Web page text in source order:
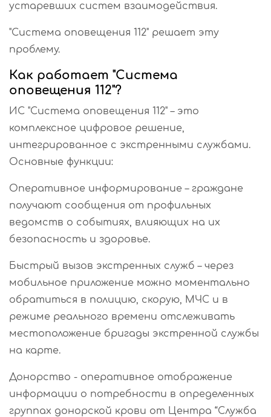
устаревших систем взаимодействия.
"Система оповещения 112" решает эту
проблему.
Как работает "Система
оповещения 112"?
ИС "Система оповещения 112" – это
комплексное цифровое решение,
интегрированное с экстренными службами.
Основные функции:
Оперативное информирование – граждане
получают сообщения от профильных
ведомств о событиях, влияющих на их
безопасность и здоровье.
Быстрый вызов экстренных служб – через
мобильное приложение можно моментально
обратиться в полицию, скорую, МЧС и в
режиме реального времени отслеживать
местоположение бригады экстренной службы
на карте.
Донорство - оперативное отображение
информации о потребности в определенных
группах донорской крови от Центра “Служба